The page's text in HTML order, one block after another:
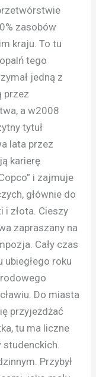
zasobów
kraju. To tu
tego
jedną z
przez
a w2008
tytuł
lata przez
karierę
i zajmuje
głównie do
i złota. Cieszy
zapraszany na
Cały czas
ubiegłego roku
Do miasta
przyjeżdżać
tu ma liczne
Przybył